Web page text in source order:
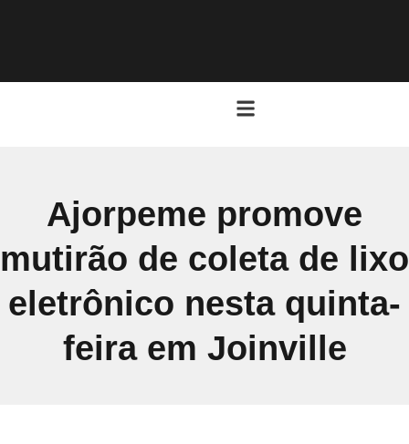
Ajorpeme promove
mutirão de coleta de lixo
eletrônico nesta quinta-
feira em Joinville